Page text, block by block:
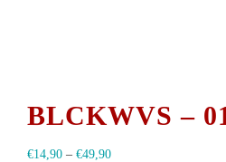
BLCKWVS –
€14,90 – €49,90